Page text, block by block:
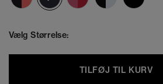
Vælg Størrelse:
TILFØJ TIL KURV